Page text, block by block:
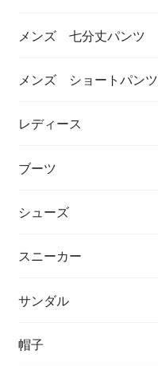
メンズ 七分丈パンツ
メンズ ショートパンツ
レディース
ブーツ
シューズ
スニーカー
サンダル
帽子